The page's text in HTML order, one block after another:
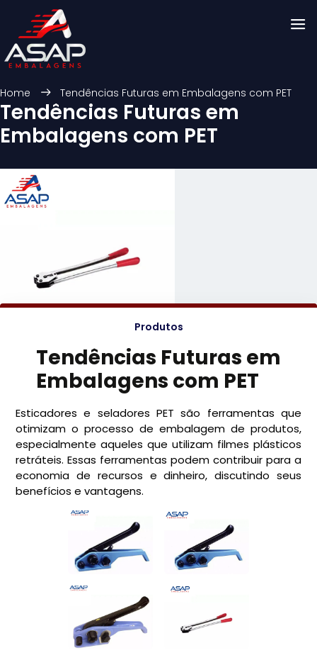
Home Tendências Futuras em Embalagens com PET
Tendências Futuras em
Embalagens com PET
Produtos
Tendências Futuras em
Embalagens com PET
Esticadores e seladores PET são ferramentas que
otimizam o processo de embalagem de produtos,
especialmente aqueles que utilizam filmes plásticos
retráteis. Essas ferramentas podem contribuir para a
economia de recursos e dinheiro, discutindo seus
benefícios e vantagens.